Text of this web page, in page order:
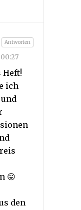
Heft!
ich
😛
den
Antworten